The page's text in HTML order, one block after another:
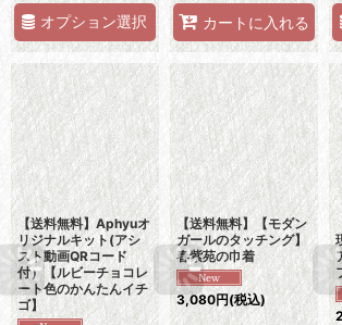
オプション選択 カートに入れる
【送料無料】Aphyuオ
リジナルキット(アシ
スト動画QRコード
付）【ルビーチョコレ
ート色のかんたんイチ
ゴ】
【送料無料】【モダン
ガールのタッチング】
春紫苑の巾着
3,080円(税込)